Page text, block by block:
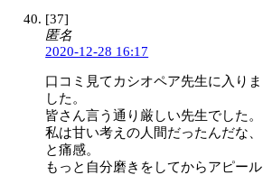
[37]
匿名
2020-12-28 16:17
口コミ見てカシオペア先生に入りま
した。
皆さん言う通り厳しい先生でした。
私は甘い考えの人間だったんだな、
と痛感。
もっと自分磨きをしてからアピール